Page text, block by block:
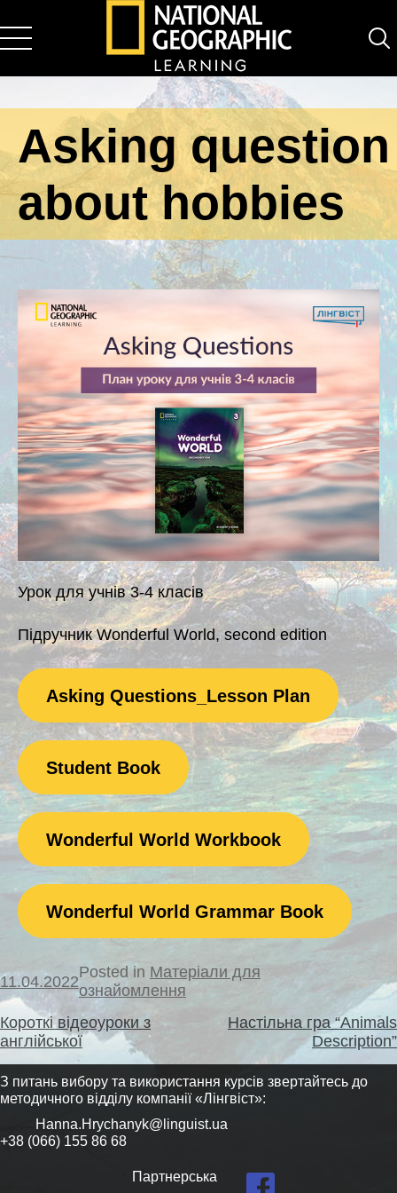
National Geographic Learning
Asking question
about hobbies
Урок для учнів 3-4 класів
Підручник Wonderful World, second edition
Asking Questions_Lesson Plan
Student Book
Wonderful World Workbook
Wonderful World Grammar Book
11.04.2022
Posted in Матеріали для
ознайомлення
Навігація
записів
Короткі відеоуроки з
англійської
Настільна гра “Animals
Description”
З питань вибору та використання курсів звертайтесь до
методичного відділу компанії «Лінгвіст»:
Hanna.Hrychanyk@linguist.ua
+38 (066) 155 86 68
Партнерська